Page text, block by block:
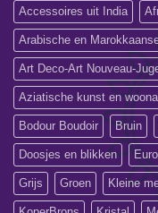
Accessoires uit India
Arabische en
Art Deco-Art Nouveau-
Aziatische kunst en
Bodour Boudoir Bruin
Doosjes en blikken
Grijs Groen Kleine